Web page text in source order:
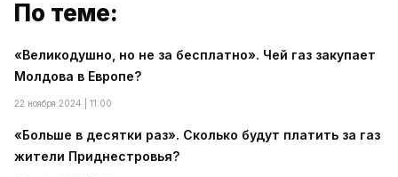
По теме:
«Великодушно, но не за бесплатно». Чей газ закупает
Молдова в Европе?
22 ноября 2024 | 11:00
«Больше в десятки раз». Сколько будут платить за газ
жители Приднестровья?